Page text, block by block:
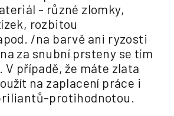
- různé zlomky,
rozbitou
/na barvě ani ryzosti
za snubní prsteny se tím
V případě, že máte zlata
na zaplacení práce i
protihodnotou.